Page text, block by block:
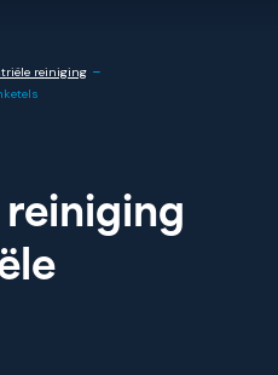
reiniging -
reiniging